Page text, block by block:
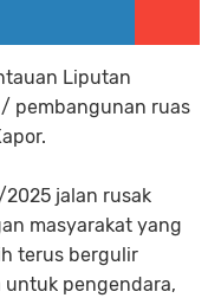
Liputan
pembangunan ruas
jalan rusak
masyarakat yang
terus bergulir
pengendara,